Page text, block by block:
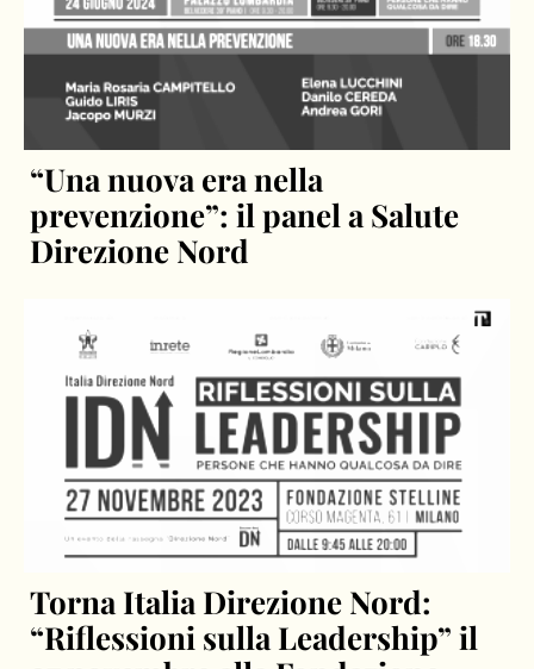
“Una nuova era nella
prevenzione”: il panel a Salute
Direzione Nord
Torna Italia Direzione Nord:
“Riflessioni sulla Leadership” il